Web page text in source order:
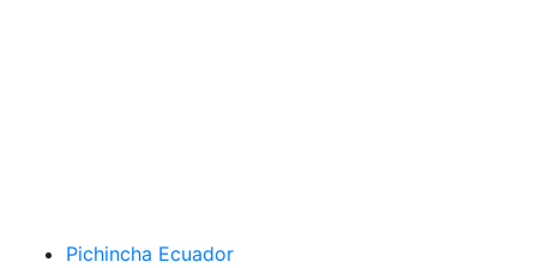
Pichincha Ecuador